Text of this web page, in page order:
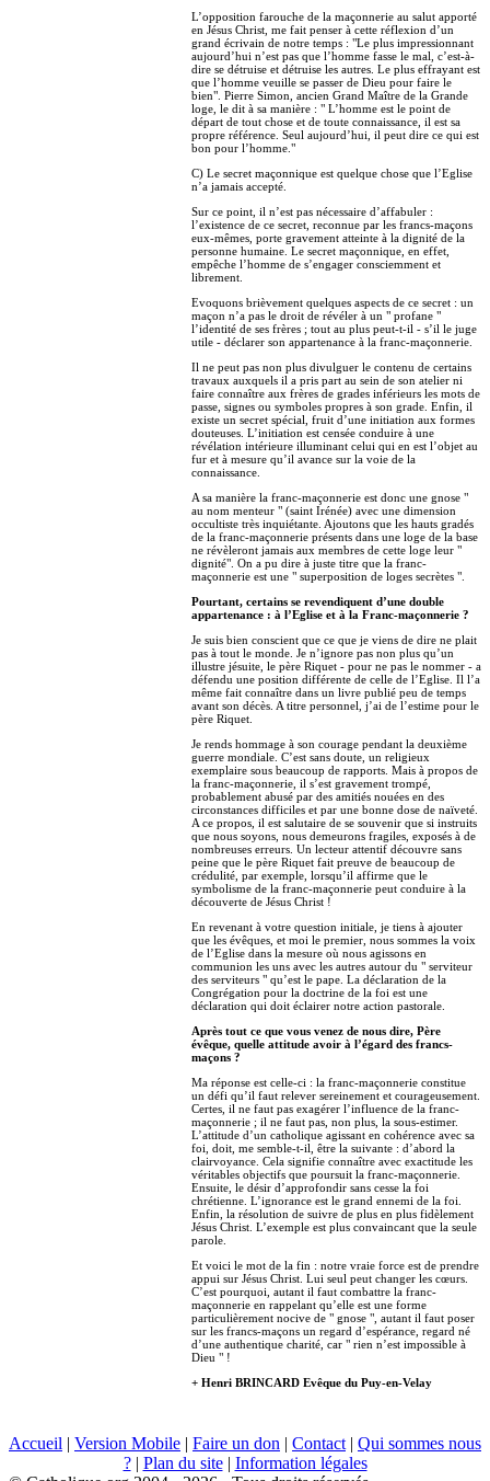
L’opposition farouche de la maçonnerie au salut apporté
en Jésus Christ, me fait penser à cette réflexion d’un
grand écrivain de notre temps : "Le plus impressionnant
aujourd’hui n’est pas que l’homme fasse le mal, c’est-à-
dire se détruise et détruise les autres. Le plus effrayant est
que l’homme veuille se passer de Dieu pour faire le
bien". Pierre Simon, ancien Grand Maître de la Grande
loge, le dit à sa manière : " L’homme est le point de
départ de tout chose et de toute connaissance, il est sa
propre référence. Seul aujourd’hui, il peut dire ce qui est
bon pour l’homme."
C) Le secret maçonnique est quelque chose que l’Eglise
n’a jamais accepté.
Sur ce point, il n’est pas nécessaire d’affabuler :
l’existence de ce secret, reconnue par les francs-maçons
eux-mêmes, porte gravement atteinte à la dignité de la
personne humaine. Le secret maçonnique, en effet,
empêche l’homme de s’engager consciemment et
librement.
Evoquons brièvement quelques aspects de ce secret : un
maçon n’a pas le droit de révéler à un " profane "
l’identité de ses frères ; tout au plus peut-t-il - s’il le juge
utile - déclarer son appartenance à la franc-maçonnerie.
Il ne peut pas non plus divulguer le contenu de certains
travaux auxquels il a pris part au sein de son atelier ni
faire connaître aux frères de grades inférieurs les mots de
passe, signes ou symboles propres à son grade. Enfin, il
existe un secret spécial, fruit d’une initiation aux formes
douteuses. L’initiation est censée conduire à une
révélation intérieure illuminant celui qui en est l’objet au
fur et à mesure qu’il avance sur la voie de la
connaissance.
A sa manière la franc-maçonnerie est donc une gnose "
au nom menteur " (saint Irénée) avec une dimension
occultiste très inquiétante. Ajoutons que les hauts gradés
de la franc-maçonnerie présents dans une loge de la base
ne révèleront jamais aux membres de cette loge leur "
dignité". On a pu dire à juste titre que la franc-
maçonnerie est une " superposition de loges secrètes ".
Pourtant, certains se revendiquent d’une double
appartenance : à l’Eglise et à la Franc-maçonnerie ?
Je suis bien conscient que ce que je viens de dire ne plait
pas à tout le monde. Je n’ignore pas non plus qu’un
illustre jésuite, le père Riquet - pour ne pas le nommer - a
défendu une position différente de celle de l’Eglise. Il l’a
même fait connaître dans un livre publié peu de temps
avant son décès. A titre personnel, j’ai de l’estime pour le
père Riquet.
Je rends hommage à son courage pendant la deuxième
guerre mondiale. C’est sans doute, un religieux
exemplaire sous beaucoup de rapports. Mais à propos de
la franc-maçonnerie, il s’est gravement trompé,
probablement abusé par des amitiés nouées en des
circonstances difficiles et par une bonne dose de naïveté.
A ce propos, il est salutaire de se souvenir que si instruits
que nous soyons, nous demeurons fragiles, exposés à de
nombreuses erreurs. Un lecteur attentif découvre sans
peine que le père Riquet fait preuve de beaucoup de
crédulité, par exemple, lorsqu’il affirme que le
symbolisme de la franc-maçonnerie peut conduire à la
découverte de Jésus Christ !
En revenant à votre question initiale, je tiens à ajouter
que les évêques, et moi le premier, nous sommes la voix
de l’Eglise dans la mesure où nous agissons en
communion les uns avec les autres autour du " serviteur
des serviteurs " qu’est le pape. La déclaration de la
Congrégation pour la doctrine de la foi est une
déclaration qui doit éclairer notre action pastorale.
Après tout ce que vous venez de nous dire, Père
évêque, quelle attitude avoir à l’égard des francs-
maçons ?
Ma réponse est celle-ci : la franc-maçonnerie constitue
un défi qu’il faut relever sereinement et courageusement.
Certes, il ne faut pas exagérer l’influence de la franc-
maçonnerie ; il ne faut pas, non plus, la sous-estimer.
L’attitude d’un catholique agissant en cohérence avec sa
foi, doit, me semble-t-il, être la suivante : d’abord la
clairvoyance. Cela signifie connaître avec exactitude les
véritables objectifs que poursuit la franc-maçonnerie.
Ensuite, le désir d’approfondir sans cesse la foi
chrétienne. L’ignorance est le grand ennemi de la foi.
Enfin, la résolution de suivre de plus en plus fidèlement
Jésus Christ. L’exemple est plus convaincant que la seule
parole.
Et voici le mot de la fin : notre vraie force est de prendre
appui sur Jésus Christ. Lui seul peut changer les cœurs.
C’est pourquoi, autant il faut combattre la franc-
maçonnerie en rappelant qu’elle est une forme
particulièrement nocive de " gnose ", autant il faut poser
sur les francs-maçons un regard d’espérance, regard né
d’une authentique charité, car " rien n’est impossible à
Dieu " !
+ Henri BRINCARD Evêque du Puy-en-Velay
Accueil | Version Mobile | Faire un don | Contact | Qui sommes nous
?| Plan du site| Information légales